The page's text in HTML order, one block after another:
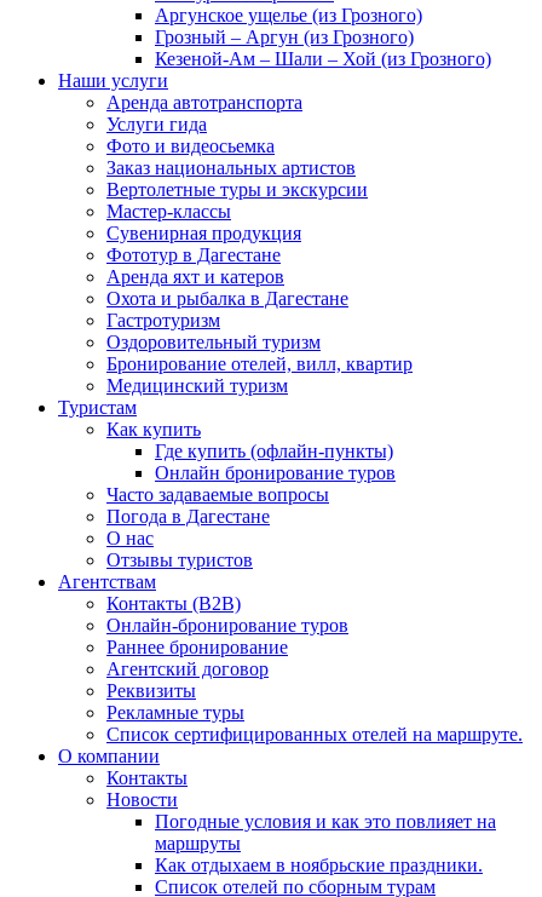
Аргунское ущелье (из Грозного)
Грозный – Аргун (из Грозного)
Кезеной-Ам – Шали – Хой (из Грозного)
Наши услуги
Аренда автотранспорта
Услуги гида
Фото и видеосьемка
Заказ национальных артистов
Вертолетные туры и экскурсии
Мастер-классы
Сувенирная продукция
Фототур в Дагестане
Аренда яхт и катеров
Охота и рыбалка в Дагестане
Гастротуризм
Оздоровительный туризм
Бронирование отелей, вилл, квартир
Медицинский туризм
Туристам
Как купить
Где купить (офлайн-пункты)
Онлайн бронирование туров
Часто задаваемые вопросы
Погода в Дагестане
О нас
Отзывы туристов
Агентствам
Контакты (B2B)
Онлайн-бронирование туров
Раннее бронирование
Агентский договор
Реквизиты
Рекламные туры
Список сертифицированных отелей на маршруте.
О компании
Контакты
Новости
Погодные условия и как это повлияет на
маршруты
Как отдыхаем в ноябрьские праздники.
Список отелей по сборным турам